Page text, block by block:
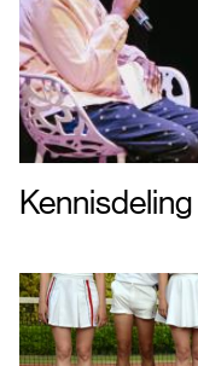
Kennisdeling